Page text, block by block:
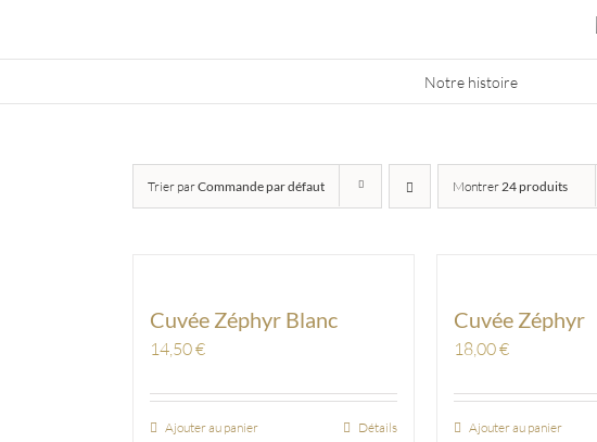
content
Notre histoire
Trier parCommande par défaut Montrer24 produits
Cuvée Zéphyr Blanc
14,50€
Ajouter au panier Détails
Cuvée Zéphyr
18,00€
Ajouter au panier